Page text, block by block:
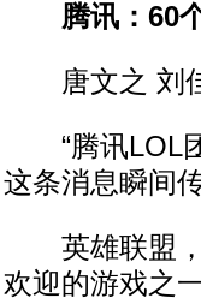
腾讯：60
唐文之 刘
“腾讯LOL团
这条消息瞬间
英雄联盟，
欢迎的游戏之